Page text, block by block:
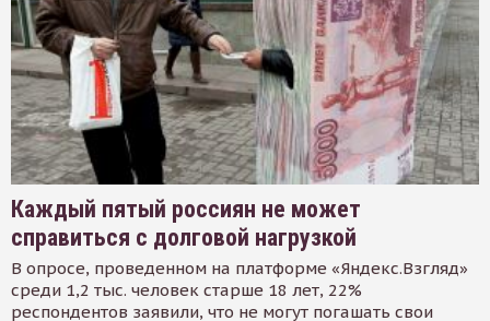
Каждый пятый россиян не может
справиться с долговой нагрузкой
В опросе, проведенном на платформе «Яндекс.Взгляд»
среди 1,2 тыс. человек старше 18 лет, 22%
респондентов заявили, что не могут погашать свои